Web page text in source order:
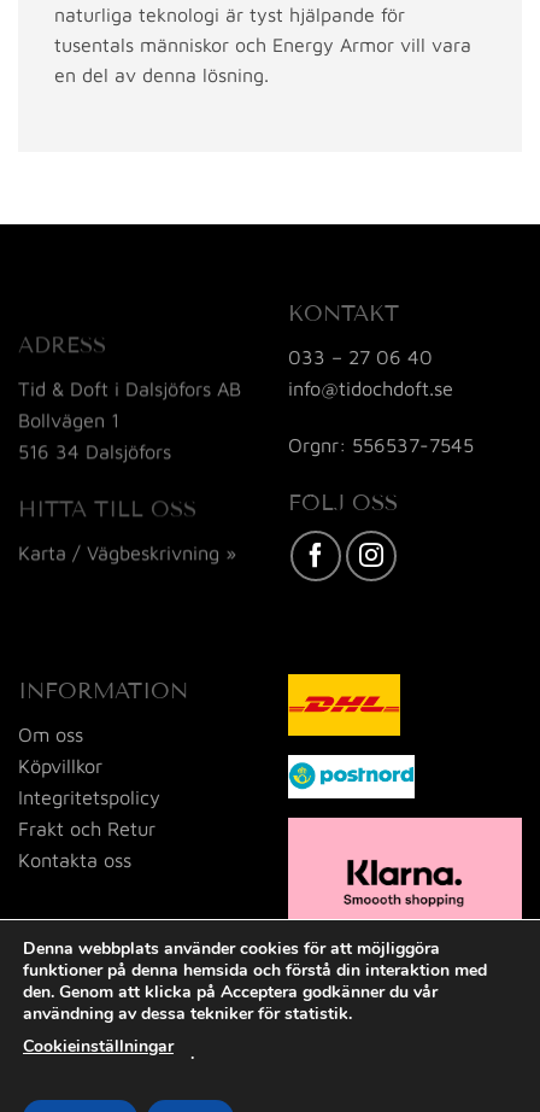
naturliga teknologi är tyst hjälpande för
tusentals människor och Energy Armor vill vara
en del av denna lösning.
ADRESS
Tid & Doft i Dalsjöfors AB
Bollvägen 1
516 34 Dalsjöfors
HITTA TILL OSS
Karta / Vägbeskrivning »
KONTAKT
033 – 27 06 40
info@tidochdoft.se
Orgnr: 556537-7545
FÖLJ OSS
INFORMATION
Om oss
Köpvillkor
Integritetspolicy
Frakt och Retur
Kontakta oss
Denna webbplats använder cookies för att möjliggöra
funktioner på denna hemsida och förstå din interaktion med
den. Genom att klicka på Acceptera godkänner du vår
användning av dessa tekniker för statistik.
Cookieinställningar
.